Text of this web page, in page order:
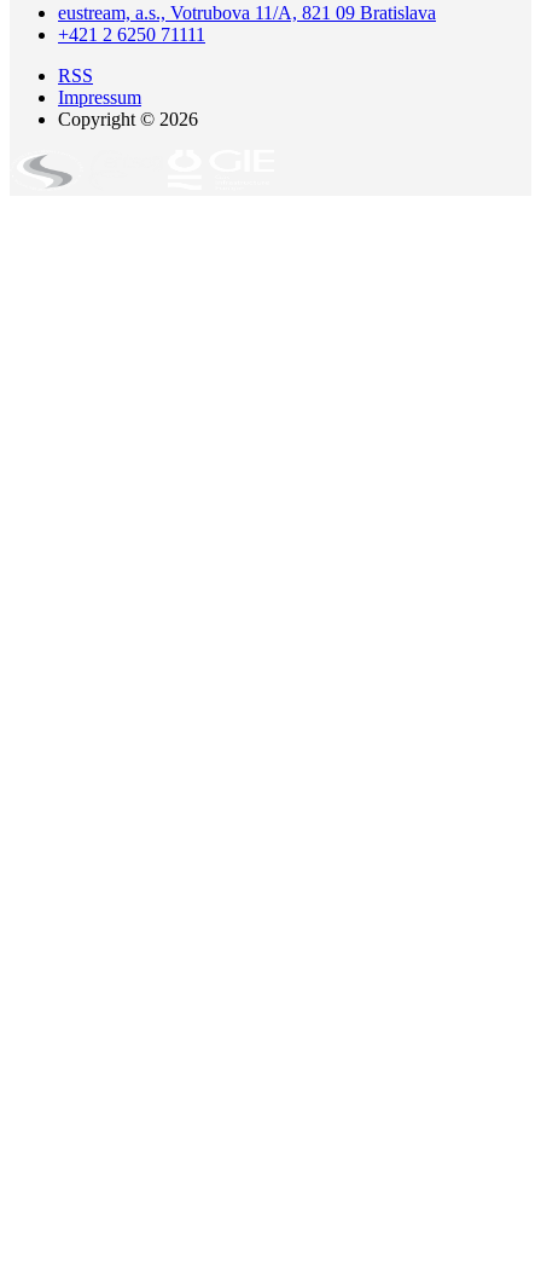
eustream, a.s., Votrubova 11/A, 821 09 Bratislava
+421 2 6250 71111
RSS
Impressum
Copyright © 2026